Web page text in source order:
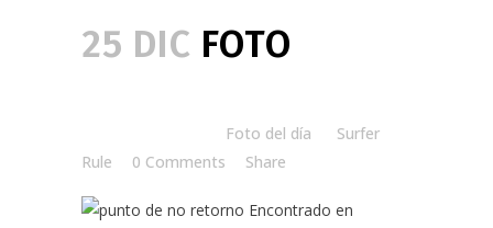
25 DIC FOTO
Foto del día
Surfer
Rule
0 Comments Share